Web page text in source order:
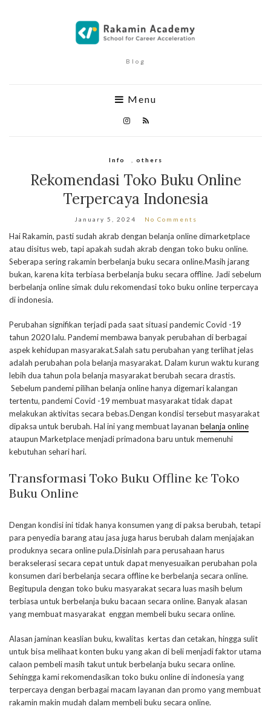
Blog
Menu
Info others
Rekomendasi Toko Buku Online
Terpercaya Indonesia
January 5, 2024 No Comments
Hai Rakamin, pasti sudah akrab dengan belanja online dimarketplace
atau disitus web, tapi apakah sudah akrab dengan toko buku online.
Seberapa sering rakamin berbelanja buku secara online.Masih jarang
bukan, karena kita terbiasa berbelanja buku secara offline. Jadi sebelum
berbelanja online simak dulu rekomendasi toko buku online terpercaya
di indonesia.
Perubahan signifikan terjadi pada saat situasi pandemic Covid -19
tahun 2020 lalu. Pandemi membawa banyak perubahan di berbagai
aspek kehidupan masyarakat.Salah satu perubahan yang terlihat jelas
adalah perubahan pola belanja masyarakat. Dalam kurun waktu kurang
lebih dua tahun pola belanja masyarakat berubah secara drastis.
Sebelum pandemi pilihan belanja online hanya digemari kalangan
tertentu, pandemi Covid -19 membuat masyarakat tidak dapat
melakukan aktivitas secara bebas.Dengan kondisi tersebut masyarakat
dipaksa untuk berubah. Hal ini yang membuat layanan belanja online
ataupun Marketplace menjadi primadona baru untuk memenuhi
kebutuhan sehari hari.
Transformasi Toko Buku Offline ke Toko
Buku Online
Dengan kondisi ini tidak hanya konsumen yang di paksa berubah, tetapi
para penyedia barang atau jasa juga harus berubah dalam menjajakan
produknya secara online pula.Disinlah para perusahaan harus
berakselerasi secara cepat untuk dapat menyesuaikan perubahan pola
konsumen dari berbelanja secara offline ke berbelanja secara online.
Begitupula dengan toko buku masyarakat secara luas masih belum
terbiasa untuk berbelanja buku bacaan secara online. Banyak alasan
yang membuat masyarakat enggan membeli buku secara online.
Alasan jaminan keaslian buku, kwalitas kertas dan cetakan, hingga sulit
untuk bisa melihaat konten buku yang akan di beli menjadi faktor utama
calaon pembeli masih takut untuk berbelanja buku secara online.
Sehingga kami rekomendasikan toko buku online di indonesia yang
terpercaya dengan berbagai macam layanan dan promo yang membuat
rakamin makin mudah dalam membeli buku secara online.